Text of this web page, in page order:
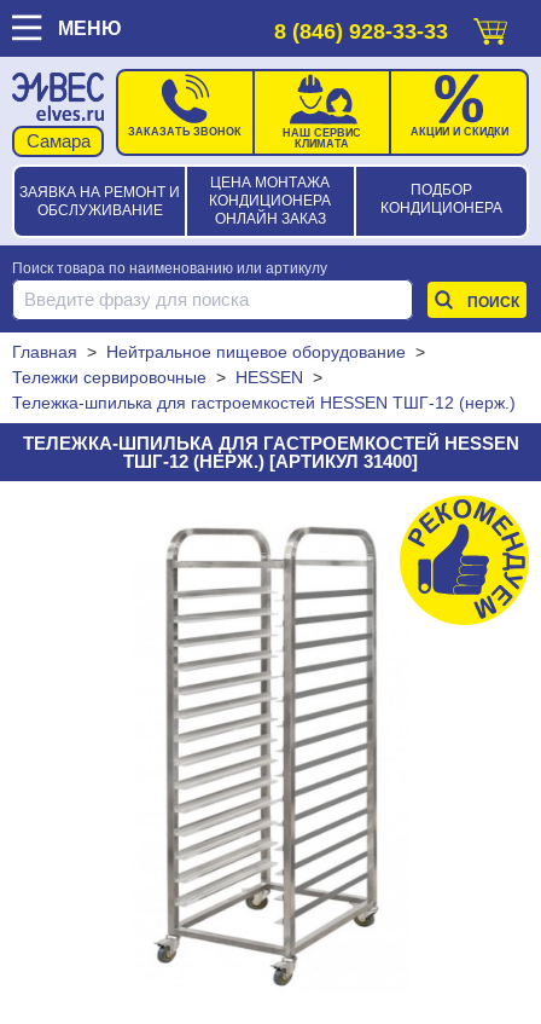
МЕНЮ 8 (846) 928-33-33
ЗАЯВКА НА РЕМОНТ И
ОБСЛУЖИВАНИЕ
ЦЕНА МОНТАЖА
КОНДИЦИОНЕРА
ОНЛАЙН ЗАКАЗ
ПОДБОР
КОНДИЦИОНЕРА
ЗАКАЗАТЬ ЗВОНОК
НАШ СЕРВИС
КЛИМАТА
АКЦИИ И СКИДКИ
Поиск товара по наименованию или артикулу
Главная > Нейтральное пищевое оборудование >
Тележки сервировочные > HESSEN >
Тележка-шпилька для гастроемкостей HESSEN ТШГ-12 (нерж.)
ТЕЛЕЖКА-ШПИЛЬКА ДЛЯ ГАСТРОЕМКОСТЕЙ HESSEN
ТШГ-12 (НЕРЖ.) [АРТИКУЛ 31400]